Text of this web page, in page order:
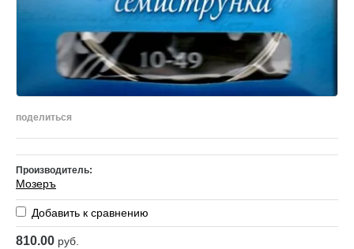
поделиться
Производитель:
Мозеръ
Добавить к сравнению
810.00 руб.